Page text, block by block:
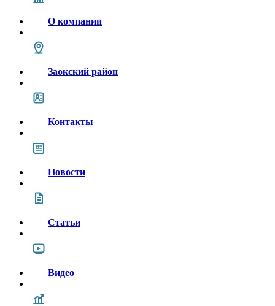
О компании
Заокский район
Контакты
Новости
Статьи
Видео